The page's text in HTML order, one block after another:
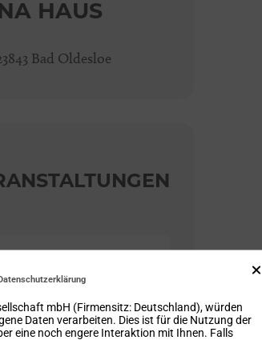
HAUS
Bad Oldesloe
mbH (Firmensitz: Deutschland), würden
Daten verarbeiten. Dies ist für die Nutzung der
eine noch engere Interaktion mit Ihnen. Falls